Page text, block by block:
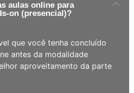
aulas online para
on (presencial)?
que você tenha concluído
antes da modalidade
aproveitamento da parte